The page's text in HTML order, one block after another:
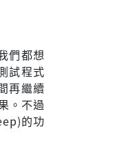
們都想
試程式
再繼續
。不過
的功